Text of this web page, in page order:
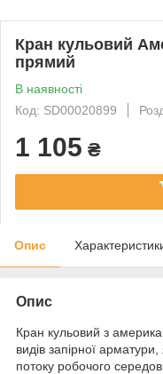
Кран кульовий
прямий
В наявності
Код: SD00020899
1 105 ₴
Опис
Опис
Кран кульовий з
видів запірної
потоку робочого